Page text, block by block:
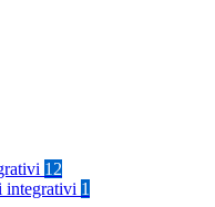
12
integrativi 1